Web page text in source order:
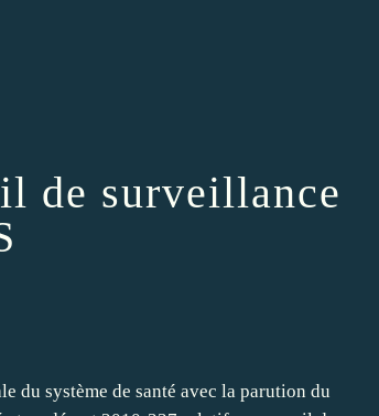
de surveillance
du système de santé avec la parution du